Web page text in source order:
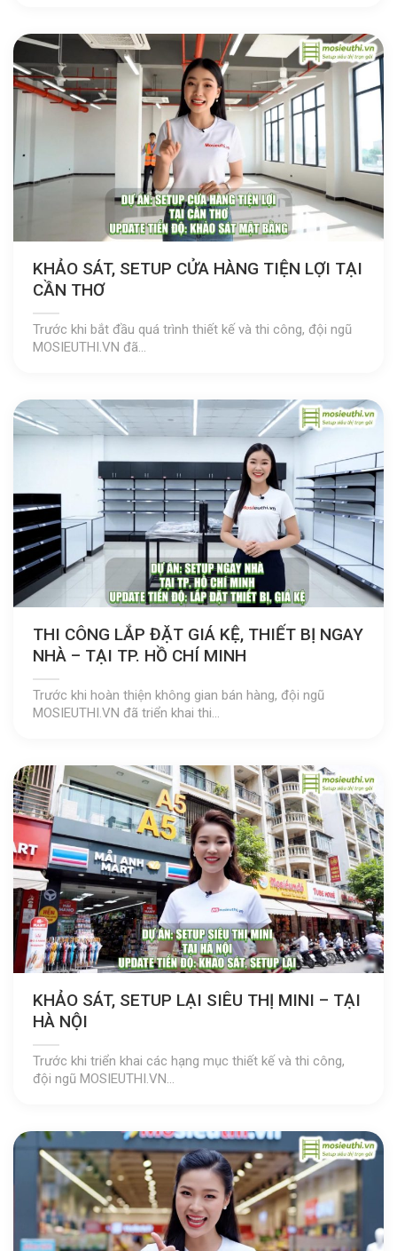
KHẢO SÁT, SETUP CỬA HÀNG TIỆN LỢI TẠI
CẦN THƠ
Trước khi bắt đầu quá trình thiết kế và thi công, đội ngũ
MOSIEUTHI.VN đã...
THI CÔNG LẮP ĐẶT GIÁ KỆ, THIẾT BỊ NGAY
NHÀ – TẠI TP. HỒ CHÍ MINH
Trước khi hoàn thiện không gian bán hàng, đội ngũ
MOSIEUTHI.VN đã triển khai thi...
KHẢO SÁT, SETUP LẠI SIÊU THỊ MINI – TẠI
HÀ NỘI
Trước khi triển khai các hạng mục thiết kế và thi công,
đội ngũ MOSIEUTHI.VN...